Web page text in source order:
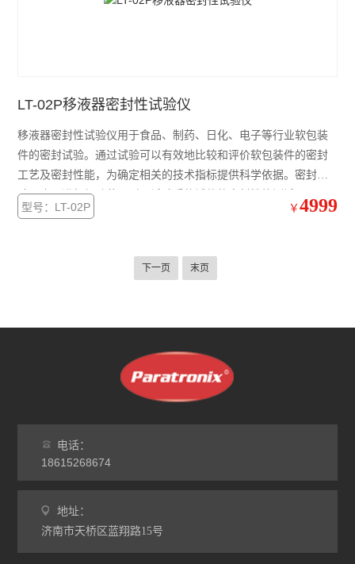
LT-02P移液器密封性试验仪
移液器密封性试验仪用于食品、制药、日化、电子等行业软包装
件的密封试验。通过试验可以有效地比较和评价软包装件的密封
工艺及密封性能，为确定相关的技术指标提供科学依据。密封试
验仪也可进行经跌落、耐压试验后的试件的密封性能测试。
型号：LT-02P ￥ 4999
下一页 末页
电话：
18615268674
地址：
济南市天桥区蓝翔路15号